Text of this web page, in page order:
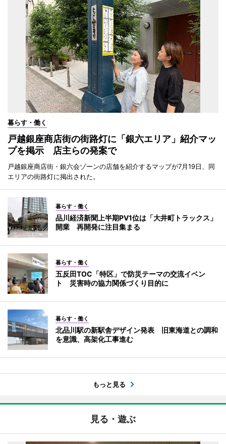
暮らす・働く
戸越銀座商店街の街路灯に「銀六エリア」紹介マッ
プを掲示 店主らの発案で
戸越銀座商店街・銀六会ゾーンの店舗を紹介するマップが7月19日、同
エリアの街路灯に掲出された。
暮らす・働く
品川経済新聞上半期PV1位は「大井町トラックス」
開業 再開発に注目集まる
暮らす・働く
五反田TOC「特区」で防災テーマの交流イベン
ト 災害時の協力関係づくり目的に
暮らす・働く
北品川駅の新駅舎デザイン発表 旧東海道との調和
を意識、高架化工事進む
もっと見る
見る・遊ぶ